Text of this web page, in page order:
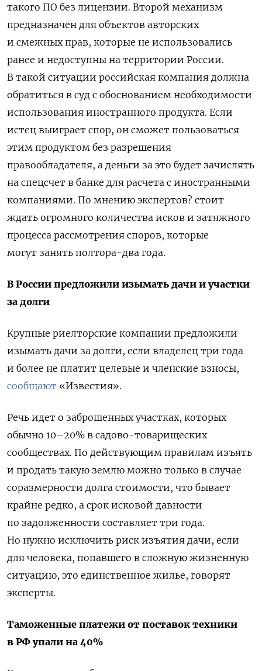
такого ПО без лицензии. Второй механизм
предназначен для объектов авторских
и смежных прав, которые не использовались
ранее и недоступны на территории России.
В такой ситуации российская компания должна
обратиться в суд с обоснованием необходимости
использования иностранного продукта. Если
истец выиграет спор, он сможет пользоваться
этим продуктом без разрешения
правообладателя, а деньги за это будет зачислять
на спецсчет в банке для расчета с иностранными
компаниями. По мнению экспертов? стоит
ждать огромного количества исков и затяжного
процесса рассмотрения споров, которые
могут занять полтора-два года.
В России предложили изымать дачи и участки
за долги
Крупные риелторские компании предложили
изымать дачи за долги, если владелец три года
и более не платит целевые и членские взносы,
сообщают «Известия».
Речь идет о заброшенных участках, которых
обычно 10–20% в садово-товарищеских
сообществах. По действующим правилам изъять
и продать такую землю можно только в случае
соразмерности долга стоимости, что бывает
крайне редко, а срок исковой давности
по задолженности составляет три года.
Но нужно исключить риск изъятия дачи, если
для человека, попавшего в сложную жизненную
ситуацию, это единственное жилье, говорят
эксперты.
Таможенные платежи от поставок техники
в РФ упали на 40%